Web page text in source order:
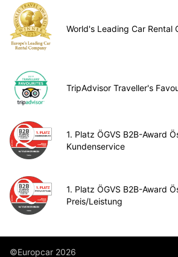
World's Leading Car Rental
TripAdvisor Traveller's
1. Platz ÖGVS B2B-Award
Kundenservice
1. Platz ÖGVS B2B-Award
Preis/Leistung
©Europcar 2026